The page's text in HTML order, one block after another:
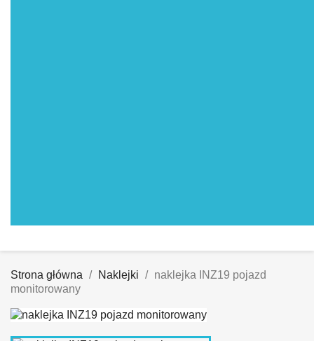
Strona główna Naklejki
naklejka INZ19 pojazd
monitorowany